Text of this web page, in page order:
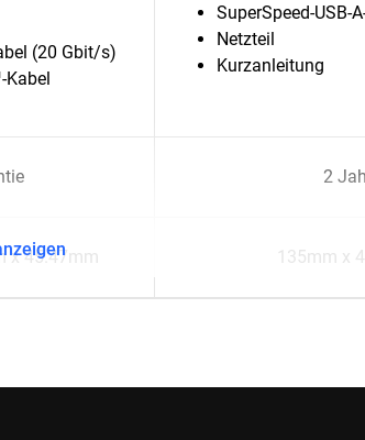
(20 Gbit/s)
Kabel
SuperSpeed-USB-
Netzteil
Kurzanleitung
2
x 45.47mm 135mm x